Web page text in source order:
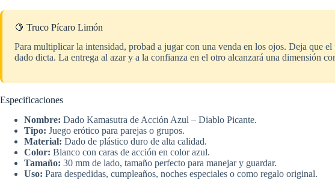
🍋 Truco Pícaro Limón
Para multiplicar la intensidad, probad a jugar con una venda en los ojos. Deja que
dado dicta. La entrega al azar y a la confianza en el otro alcanzará una dimensión
Especificaciones
Nombre: Dado Kamasutra de Acción Azul – Diablo Picante.
Tipo: Juego erótico para parejas o grupos.
Material: Dado de plástico duro de alta calidad.
Color: Blanco con caras de acción en color azul.
Tamaño: 30 mm de lado, tamaño perfecto para manejar y guardar.
Uso: Para despedidas, cumpleaños, noches especiales o como regalo original.